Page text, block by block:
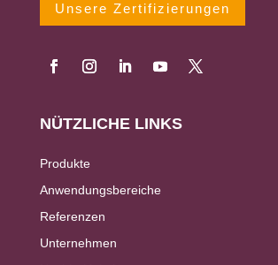
Unsere Zertifizierungen
NÜTZLICHE LINKS
Produkte
Anwendungsbereiche
Referenzen
Unternehmen